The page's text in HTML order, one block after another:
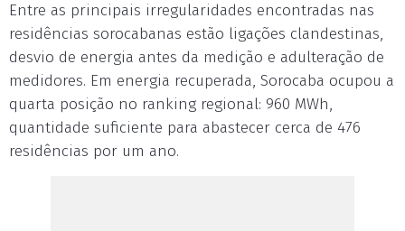
Entre as principais irregularidades encontradas nas
residências sorocabanas estão ligações clandestinas,
desvio de energia antes da medição e adulteração de
medidores. Em energia recuperada, Sorocaba ocupou a
quarta posição no ranking regional: 960 MWh,
quantidade suficiente para abastecer cerca de 476
residências por um ano.